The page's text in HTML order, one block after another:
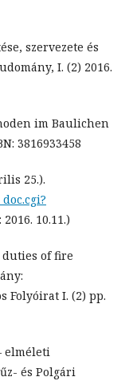
szervezete és
I. (2) 2016.
im Baulichen
3816933458
25.).
10.11.)
of fire
Folyóirat I. (2) pp.
elméleti
és Polgári